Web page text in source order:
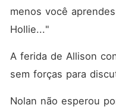
menos você
Hollie..."
A ferida de Allison
sem forças para
Nolan não esperou